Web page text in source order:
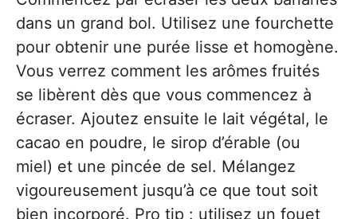
dans un grand bol. Utilisez une fourchette
pour obtenir une purée lisse et homogène.
Vous verrez comment les arômes fruités
se libèrent dès que vous commencez à
écraser. Ajoutez ensuite le lait végétal, le
cacao en poudre, le sirop d’érable (ou
miel) et une pincée de sel. Mélangez
vigoureusement jusqu’à ce que tout soit
bien incorporé. Pro tip : utilisez un fouet